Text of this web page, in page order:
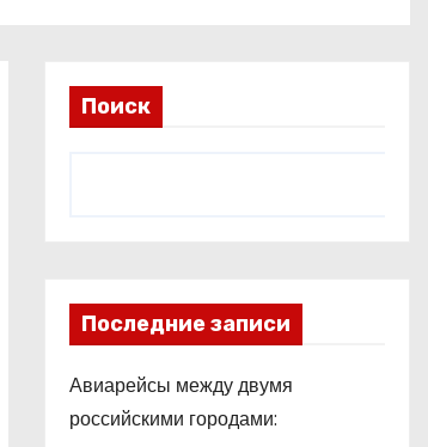
Поиск
Последние записи
Авиарейсы между двумя
российскими городами: